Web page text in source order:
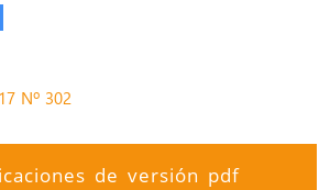
Nº 302
de versión pdf